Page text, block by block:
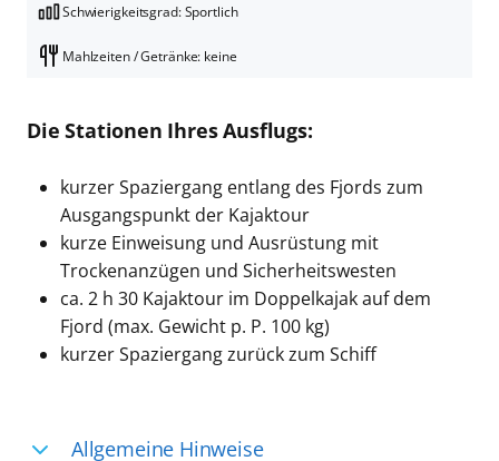
Schwierigkeitsgrad: Sportlich
Mahlzeiten / Getränke: keine
Die Stationen Ihres Ausflugs:
kurzer Spaziergang entlang des Fjords zum
Ausgangspunkt der Kajaktour
kurze Einweisung und Ausrüstung mit
Trockenanzügen und Sicherheitswesten
ca. 2 h 30 Kajaktour im Doppelkajak auf dem
Fjord (max. Gewicht p. P. 100 kg)
kurzer Spaziergang zurück zum Schiff
Allgemeine Hinweise